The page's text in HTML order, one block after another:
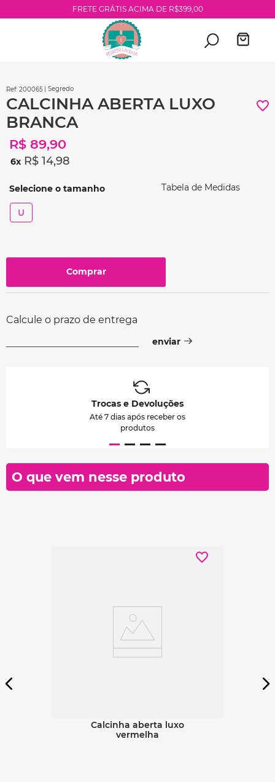
FRETE GRÁTIS ACIMA DE R$399,00
: 200065 | Segredo
CALCINHA ABERTA LUXO
BRANCA
R$ 89,90
6 R$ 14,98
U
Tabela de Medidas
Comprar
Calcule o prazo de entrega
Trocas e Devoluções
Até 7 dias após receber os
produtos
O que vem nesse produto
calcinha aberta luxo
vermelha
Ver detalhes